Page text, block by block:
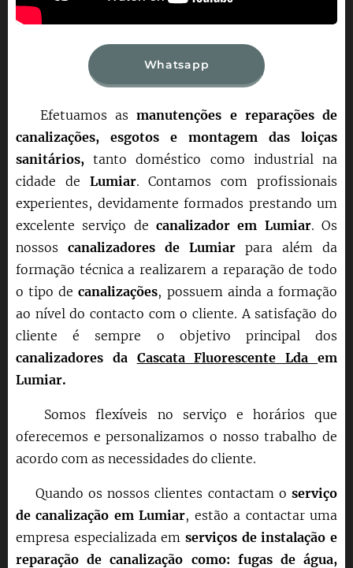
Whatsapp
Efetuamos as manutenções e reparações de
canalizações, esgotos e montagem das loiças
sanitários,tanto doméstico como industrial na
cidade de Lumiar. Contamos com profissionais
experientes, devidamente formados prestando um
excelente serviço de canalizador em Lumiar. Os
nossos canalizadores de Lumiar para além da
formação técnica a realizarem a reparação de todo
o tipo decanalizações, possuem ainda a formação
ao nível do contacto com o cliente. A satisfação do
cliente é sempre o objetivo principal dos
canalizadores da Cascata Fluorescente Ldaem
Lumiar.
Somos flexíveis no serviço e horários que
oferecemos e personalizamos o nosso trabalho de
acordo com as necessidades do cliente.
Quando os nossos clientes contactam o serviço
de canalização emLumiar, estão a contactar uma
empresa especializada em serviços de instalação e
reparação de canalização como: fugas de água,